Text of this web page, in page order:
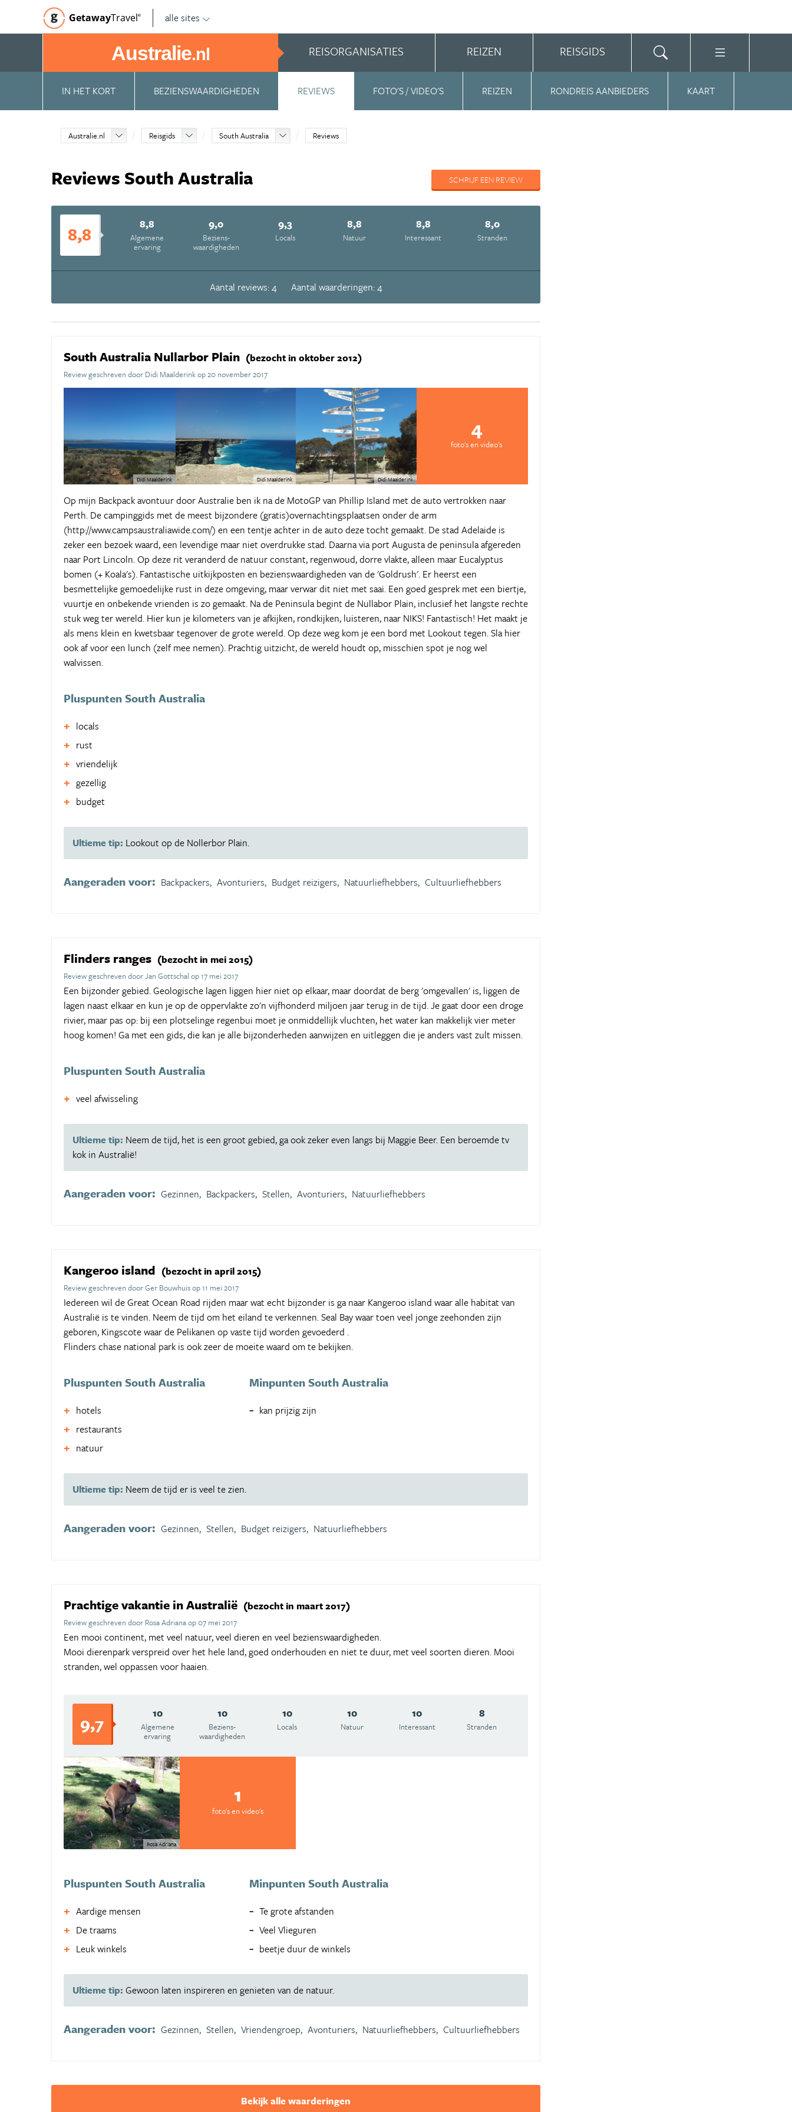
GetawayTravel© alle sites
Australie.nl REISORGANISATIES REIZEN REISGIDS
IN HET KORT BEZIENSWAARDIGHEDEN REVIEWS FOTO'S / VIDEO'S REIZEN RONDREIS AANBIEDERS KAART
Australie.nl Reisgids South Australia Reviews
SCHRIJF EEN REVIEW
Reviews South Australia
8,8 8,8
Algemene
ervaring
9,0
Beziens­
waardigheden
9,3
Locals
8,8
Natuur
8,8
Interessant
8,0
Stranden
Aantal reviews: 4 Aantal waarderingen: 4
South Australia Nullarbor Plain (bezocht in oktober 2012)
Review geschreven door Didi Maalderink op 20 november 2017
Didi Maalderink Didi Maalderink Didi Maalderink
4
foto's en video's
Op mijn Backpack avontuur door Australie ben ik na de MotoGP van Phillip Island met de auto vertrokken naar
Perth. De campinggids met de meest bijzondere (gratis)overnachtingsplaatsen onder de arm
(http://www.campsaustraliawide.com/) en een tentje achter in de auto deze tocht gemaakt. De stad Adelaide is
zeker een bezoek waard, een levendige maar niet overdrukke stad. Daarna via port Augusta de peninsula afgereden
naar Port Lincoln. Op deze rit veranderd de natuur constant, regenwoud, dorre vlakte, alleen maar Eucalyptus
bomen (+ Koala's). Fantastische uitkijkposten en bezienswaardigheden van de 'Goldrush'. Er heerst een
besmettelijke gemoedelijke rust in deze omgeving, maar verwar dit niet met saai. Een goed gesprek met een biertje,
vuurtje en onbekende vrienden is zo gemaakt. Na de Peninsula begint de Nullabor Plain, inclusief het langste rechte
stuk weg ter wereld. Hier kun je kilometers van je afkijken, rondkijken, luisteren, naar NIKS! Fantastisch! Het maakt je
als mens klein en kwetsbaar tegenover de grote wereld. Op deze weg kom je een bord met Lookout tegen. Sla hier
ook af voor een lunch (zelf mee nemen). Prachtig uitzicht, de wereld houdt op, misschien spot je nog wel
walvissen.
Pluspunten South Australia
locals
rust
vriendelijk
gezellig
budget
Ultieme tip: Lookout op de Nollerbor Plain.
Aangeraden voor: Backpackers, Avonturiers, Budget reizigers, Natuurliefhebbers, Cultuurliefhebbers
Flinders ranges (bezocht in mei 2015)
Review geschreven door Jan Gottschal op 17 mei 2017
Een bijzonder gebied. Geologische lagen liggen hier niet op elkaar, maar doordat de berg 'omgevallen' is, liggen de
lagen naast elkaar en kun je op de oppervlakte zo'n vijfhonderd miljoen jaar terug in de tijd. Je gaat door een droge
rivier, maar pas op: bij een plotselinge regenbui moet je onmiddellijk vluchten, het water kan makkelijk vier meter
hoog komen! Ga met een gids, die kan je alle bijzonderheden aanwijzen en uitleggen die je anders vast zult missen.
Pluspunten South Australia
veel afwisseling
Ultieme tip: Neem de tijd, het is een groot gebied, ga ook zeker even langs bij Maggie Beer. Een beroemde tv
kok in Australië!
Aangeraden voor: Gezinnen, Backpackers, Stellen, Avonturiers, Natuurliefhebbers
Kangeroo island (bezocht in april 2015)
Review geschreven door Ger Bouwhuis op 11 mei 2017
Iedereen wil de Great Ocean Road rijden maar wat echt bijzonder is ga naar Kangeroo island waar alle habitat van
Australië is te vinden. Neem de tijd om het eiland te verkennen. Seal Bay waar toen veel jonge zeehonden zijn
geboren, Kingscote waar de Pelikanen op vaste tijd worden gevoederd .
Flinders chase national park is ook zeer de moeite waard om te bekijken.
Pluspunten South Australia
hotels
restaurants
natuur
Minpunten South Australia
kan prijzig zijn
Ultieme tip: Neem de tijd er is veel te zien.
Aangeraden voor: Gezinnen, Stellen, Budget reizigers, Natuurliefhebbers
Prachtige vakantie in Australië (bezocht in maart 2017)
Review geschreven door Rosa Adriana op 07 mei 2017
Een mooi continent, met veel natuur, veel dieren en veel bezienswaardigheden.
Mooi dierenpark verspreid over het hele land, goed onderhouden en niet te duur, met veel soorten dieren. Mooi
stranden, wel oppassen voor haaien.
9,7 10
Algemene
ervaring
10
Beziens­
waardigheden
10
Locals
10
Natuur
10
Interessant
8
Stranden
Rosa Adriana
1
foto's en video's
Pluspunten South Australia
Aardige mensen
De traams
Leuk winkels
Minpunten South Australia
Te grote afstanden
Veel Vlieguren
beetje duur de winkels
Ultieme tip: Gewoon laten inspireren en genieten van de natuur.
Aangeraden voor: Gezinnen, Stellen, Vriendengroep, Avonturiers, Natuurliefhebbers, Cultuurliefhebbers
Bekijk alle waarderingen